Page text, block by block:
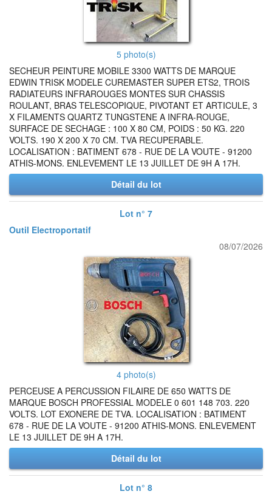
5 photo(s)
SECHEUR PEINTURE MOBILE 3300 WATTS DE MARQUE
EDWIN TRISK MODELE CUREMASTER SUPER ETS2, TROIS
RADIATEURS INFRAROUGES MONTES SUR CHASSIS
ROULANT, BRAS TELESCOPIQUE, PIVOTANT ET ARTICULE, 3
X FILAMENTS QUARTZ TUNGSTENE A INFRA-ROUGE,
SURFACE DE SECHAGE : 100 X 80 CM, POIDS : 50 KG. 220
VOLTS. 190 X 200 X 70 CM. TVA RECUPERABLE.
LOCALISATION : BATIMENT 678 - RUE DE LA VOUTE - 91200
ATHIS-MONS. ENLEVEMENT LE 13 JUILLET DE 9H A 17H.
Détail du lot
Lot n° 7
Outil Electroportatif
08/07/2026
4 photo(s)
PERCEUSE A PERCUSSION FILAIRE DE 650 WATTS DE
MARQUE BOSCH PROFESSIAL MODELE 0 601 148 703. 220
VOLTS. LOT EXONERE DE TVA. LOCALISATION : BATIMENT
678 - RUE DE LA VOUTE - 91200 ATHIS-MONS. ENLEVEMENT
LE 13 JUILLET DE 9H A 17H.
Détail du lot
Lot n° 8